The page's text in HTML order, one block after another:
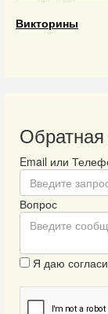
Викторины
Обратная
Email или
Вопрос
Я даю